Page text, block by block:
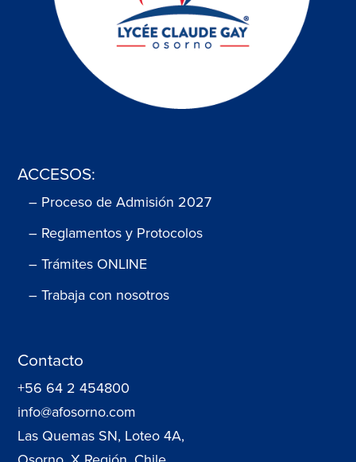
ACCESOS:
– Proceso de Admisión 2027
– Reglamentos y Protocolos
– Trámites ONLINE
– Trabaja con nosotros
Contacto
+56 64 2 454800
info@afosorno.com
Las Quemas SN, Loteo 4A,